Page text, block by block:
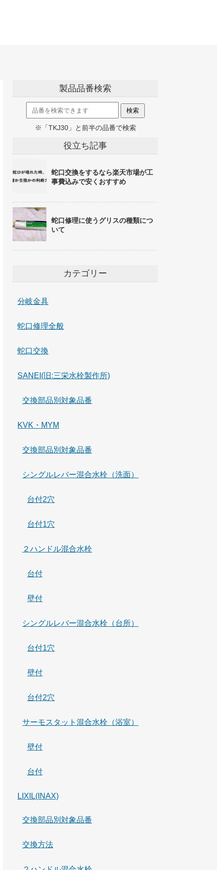
製品品番検索
※「TKJ30」と前半の品番で検索
役立ち記事
蛇口交換をするなら楽天市場が工
事費込みで安くおすすめ
蛇口修理に使うグリスの種類につ
いて
カテゴリー
分岐金具
蛇口修理全般
蛇口交換
SANEI(旧:三栄水栓製作所)
交換部品別対象品番
KVK・MYM
交換部品別対象品番
シングルレバー混合水栓（洗面）
台付2穴
台付1穴
２ハンドル混合水栓
台付
壁付
シングルレバー混合水栓（台所）
台付1穴
壁付
台付2穴
サーモスタット混合水栓（浴室）
壁付
台付
LIXIL(INAX)
交換部品別対象品番
交換方法